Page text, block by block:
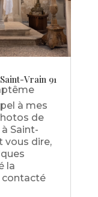
Vrain 91
à mes
de
Saint-
vous dire,
la
contacté